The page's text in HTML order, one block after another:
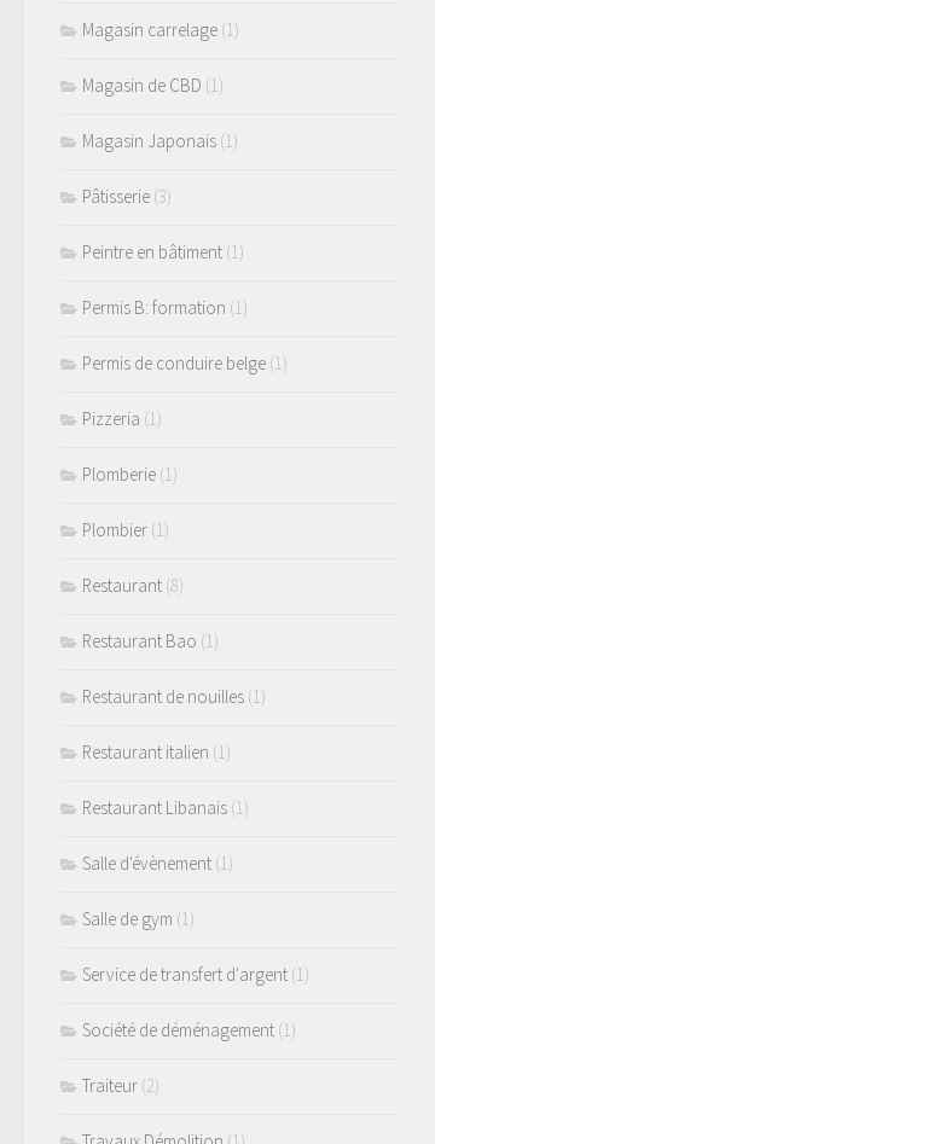
Magasin carrelage (1)
Magasin de CBD (1)
Magasin Japonais (1)
Pâtisserie (3)
Peintre en bâtiment (1)
Permis B: formation (1)
Permis de conduire belge (1)
Pizzeria (1)
Plomberie (1)
Plombier (1)
Restaurant (8)
Restaurant Bao (1)
Restaurant de nouilles (1)
Restaurant italien (1)
Restaurant Libanais (1)
Salle d'évènement (1)
Salle de gym (1)
Service de transfert d'argent (1)
Société de déménagement (1)
Traiteur (2)